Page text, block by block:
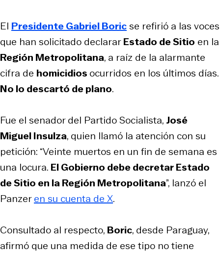
El Presidente Gabriel Boricse refirió a las voces
que han solicitado declararEstado de Sitio en la
Región Metropolitana, a raíz de la alarmante
cifra de homicidios ocurridos en los últimos días.
No lo descartó de plano.
Fue el senador del Partido Socialista, José
Miguel Insulza, quien llamó la atención con su
petición: “Veinte muertos en un fin de semana es
una locura. El Gobierno debe decretar Estado
de Sitio en la Región Metropolitana”, lanzó el
Panzeren su cuenta de X.
Consultado al respecto, Boric, desde Paraguay,
afirmó que una medida de ese tipo no tiene